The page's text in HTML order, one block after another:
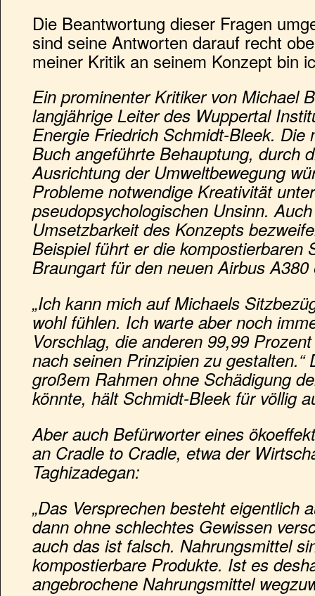
Die Beantwortung dieser Fragen
sind seine Antworten darauf recht
meiner Kritik an seinem Konzept bin
Ein prominenter Kritiker von Michael
langjährige Leiter des Wuppertal
Energie Friedrich Schmidt-Bleek. Die
Buch angeführte Behauptung, durch
Ausrichtung der Umweltbewegung
Probleme notwendige Kreativität
pseudopsychologischen Unsinn.
Umsetzbarkeit des Konzepts
Beispiel führt er die kompostierbaren
Braungart für den neuen Airbus
„Ich kann mich auf Michaels
wohl fühlen. Ich warte aber noch
Vorschlag, die anderen 99,99
nach seinen Prinzipien zu gestalten.“
großem Rahmen ohne Schädigung
könnte, hält Schmidt-Bleek für völlig
Aber auch Befürworter eines
an Cradle to Cradle, etwa der
Taghizadegan:
„Das Versprechen besteht eigentlich
dann ohne schlechtes Gewissen
auch das ist falsch. Nahrungsmittel
kompostierbare Produkte. Ist es
angebrochene Nahrungsmittel